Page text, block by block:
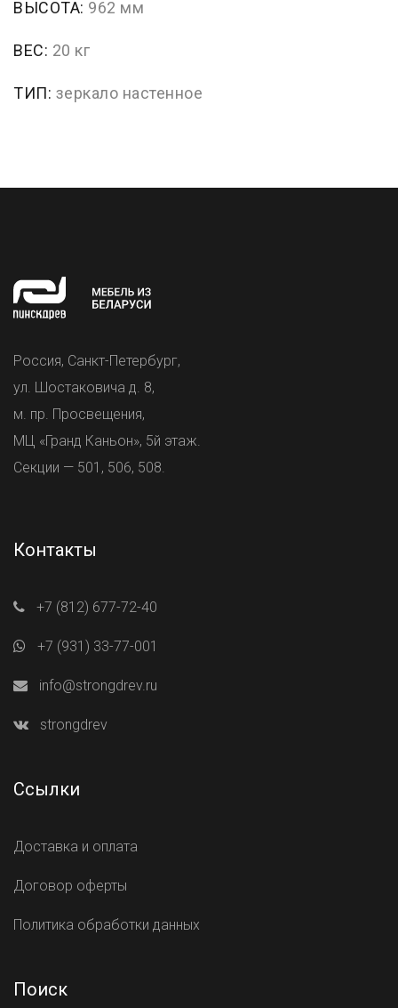
ВЫСОТА: 962 мм
ВЕС: 20 кг
ТИП: зеркало настенное
Россия, Санкт-Петербург,
ул. Шостаковича д. 8,
м. пр. Просвещения,
МЦ «Гранд Каньон», 5й этаж.
Секции — 501, 506, 508.
Контакты
+7 (812) 677-72-40
+7 (931) 33-77-001
info@strongdrev.ru
strongdrev
Ссылки
Доставка и оплата
Договор оферты
Политика обработки данных
Поиск